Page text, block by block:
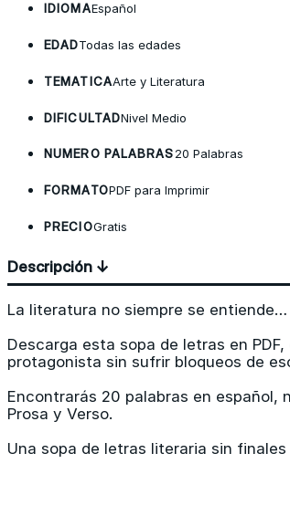
IDIOMAEspañol
EDADTodas las edades
TEMATICAArte y Literatura
DIFICULTADNivel Medio
NUMERO PALABRAS20 Palabras
FORMATOPDF para Imprimir
PRECIOGratis
Descripción ↓
La literatura no siempre se
Descarga esta sopa de letras en
protagonista sin sufrir bloqueos de
Encontrarás 20 palabras en español,
Prosa y Verso.
Una sopa de letras literaria sin